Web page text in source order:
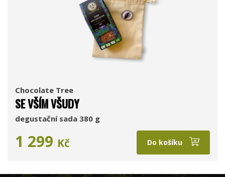
Chocolate Tree
SE VŠÍM VŠUDY
degustační sada 380 g
1 299 Kč Do košíku